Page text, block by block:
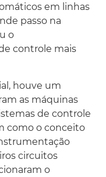
em linhas
passo na
o
controle mais
houve um
as máquinas
de controle
como o conceito
circuitos
o